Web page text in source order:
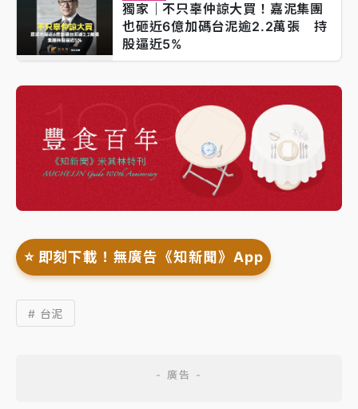
獨家｜不只辜仲諒大買！嘉泥集團
也砸近6億加碼台泥逾2.2萬張 持
股逼近5%
⭐️ 即刻下載！無廣告《知新聞》App
# 台泥